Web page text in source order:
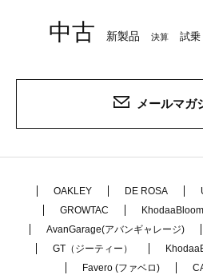
中古
新製品 決算 試乗
メールマガ
OAKLEY DE ROSA
GROWTAC
AvanGarage(アバンギャレージ)
GT（ジーティー）
Favero (ファベロ)